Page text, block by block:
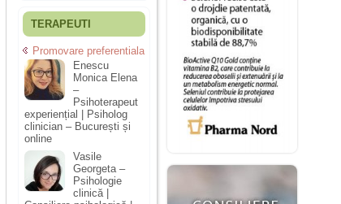
TERAPEUTI
Promovare preferentiala
Enescu
Monica Elena
–
Psihoterapeut
experiențial | Psiholog
clinician – București și
online
Vasile
Georgeta –
Psihologie
clinică |